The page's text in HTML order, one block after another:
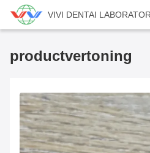
VIVI DENTAI
productvertoning